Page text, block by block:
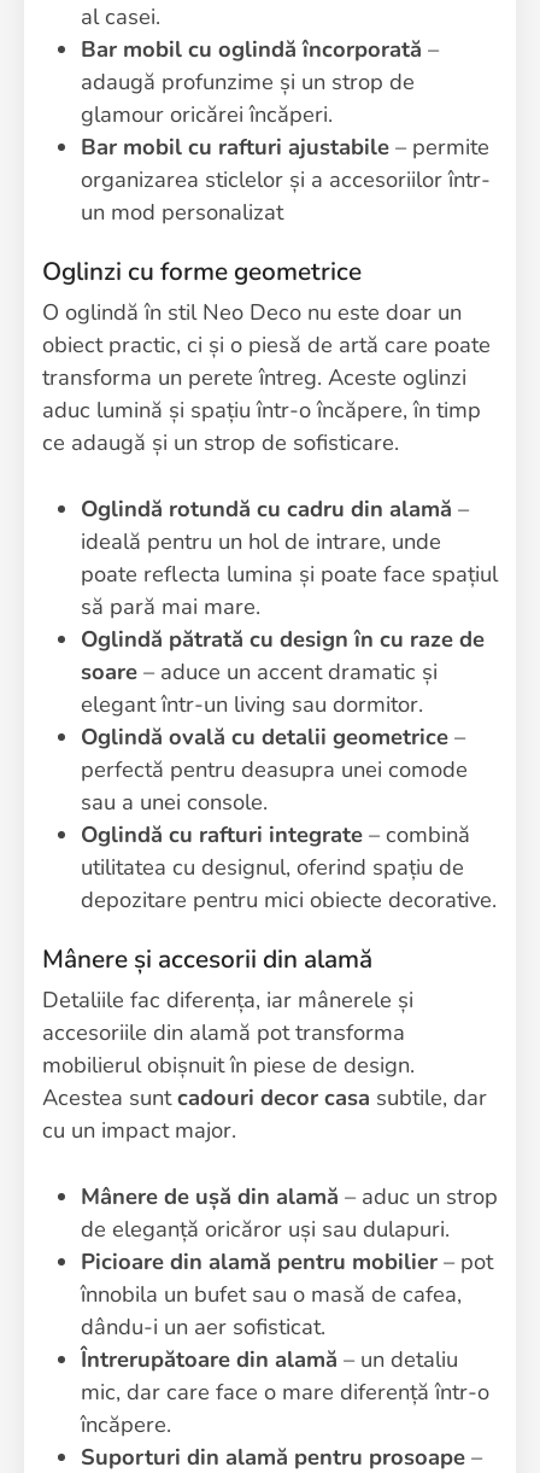
al casei.
Bar mobil cu oglindă încorporată –
adaugă profunzime și un strop de
glamour oricărei încăperi.
Bar mobil cu rafturi ajustabile – permite
organizarea sticlelor și a accesoriilor într-
un mod personalizat
Oglinzi cu forme geometrice
O oglindă în stil Neo Deco nu este doar un
obiect practic, ci și o piesă de artă care poate
transforma un perete întreg. Aceste oglinzi
aduc lumină și spațiu într-o încăpere, în timp
ce adaugă și un strop de sofisticare.
Oglindă rotundă cu cadru din alamă –
ideală pentru un hol de intrare, unde
poate reflecta lumina și poate face spațiul
să pară mai mare.
Oglindă pătrată cu design în cu raze de
soare – aduce un accent dramatic și
elegant într-un living sau dormitor.
Oglindă ovală cu detalii geometrice –
perfectă pentru deasupra unei comode
sau a unei console.
Oglindă cu rafturi integrate – combină
utilitatea cu designul, oferind spațiu de
depozitare pentru mici obiecte decorative.
Mânere și accesorii din alamă
Detaliile fac diferența, iar mânerele și
accesoriile din alamă pot transforma
mobilierul obișnuit în piese de design.
Acestea suntcadouri decor casa subtile, dar
cu un impact major.
Mânere de ușă din alamă – aduc un strop
de eleganță oricăror uși sau dulapuri.
Picioare din alamă pentru mobilier – pot
înnobila un bufet sau o masă de cafea,
dându-i un aer sofisticat.
Întrerupătoare din alamă – un detaliu
mic, dar care face o mare diferență într-o
încăpere.
Suporturi din alamă pentru prosoape –